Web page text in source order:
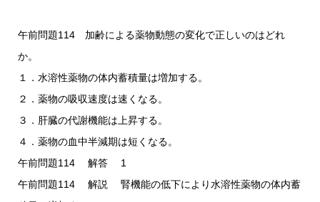
午前問題114 加齢による薬物動態の変化で正しいのはどれ
か。
１．水溶性薬物の体内蓄積量は増加する。
２．薬物の吸収速度は速くなる。
３．肝臓の代謝機能は上昇する。
４．薬物の血中半減期は短くなる。
午前問題114 解答 1
午前問題114 解説 腎機能の低下により水溶性薬物の体内蓄